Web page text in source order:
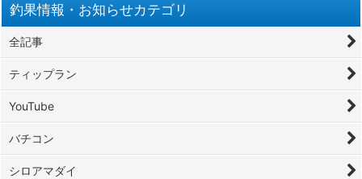
釣果情報・お知らせカテゴリ
全記事
ティップラン
YouTube
バチコン
シロアマダイ